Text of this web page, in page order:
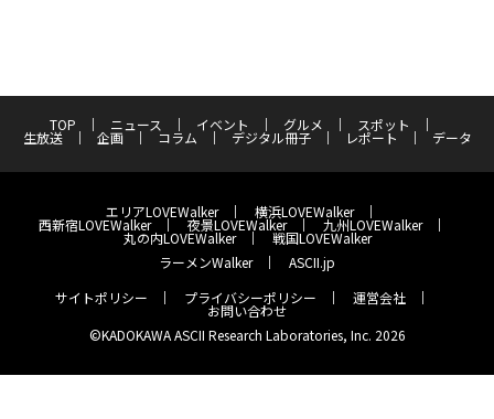
TOP ニュース イベント グルメ スポット
生放送 企画 コラム デジタル冊子 レポート データ
エリアLOVEWalker 横浜LOVEWalker
西新宿LOVEWalker 夜景LOVEWalker 九州LOVEWalker
丸の内LOVEWalker
戦国LOVEWalker
ラーメンWalker
ASCII.jp
サイトポリシー
プライバシーポリシー 運営会社
お問い合わせ
©KADOKAWA ASCII Research Laboratories, Inc. 2026